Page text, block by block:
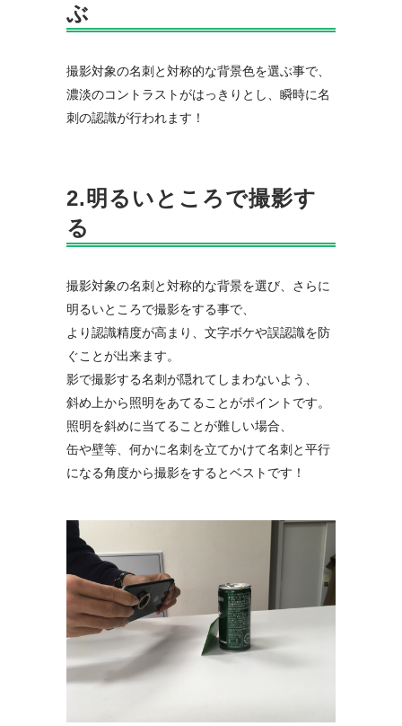
ぶ
撮影対象の名刺と対称的な背景色を選ぶ事で、
濃淡のコントラストがはっきりとし、瞬時に名
刺の認識が行われます！
2.明るいところで撮影す
る
撮影対象の名刺と対称的な背景を選び、さらに
明るいところで撮影をする事で、
より認識精度が高まり、文字ボケや誤認識を防
ぐことが出来ます。
影で撮影する名刺が隠れてしまわないよう、
斜め上から照明をあてることがポイントです。
照明を斜めに当てることが難しい場合、
缶や壁等、何かに名刺を立てかけて名刺と平行
になる角度から撮影をするとベストです！